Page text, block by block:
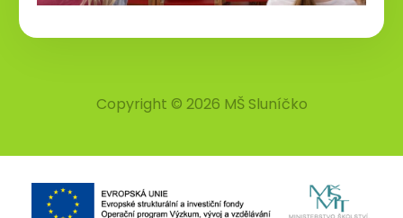
Copyright © 2026 MŠ Sluníčko